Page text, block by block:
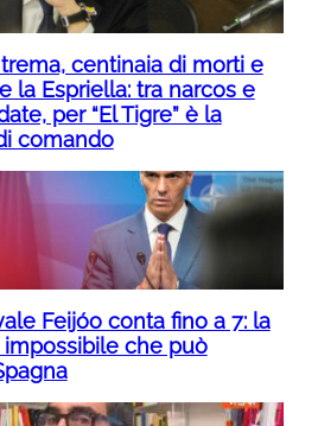
centinaia di morti e
la Espriella: tra narcos e
per “El Tigre” è la
comando
Feijóo conta fino a 7: la
impossibile che può